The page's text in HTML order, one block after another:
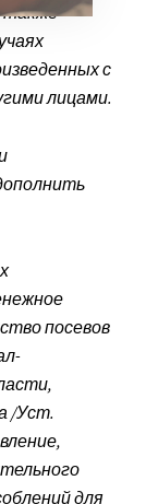
также
с
лицами.
посевов
/Уст.
для